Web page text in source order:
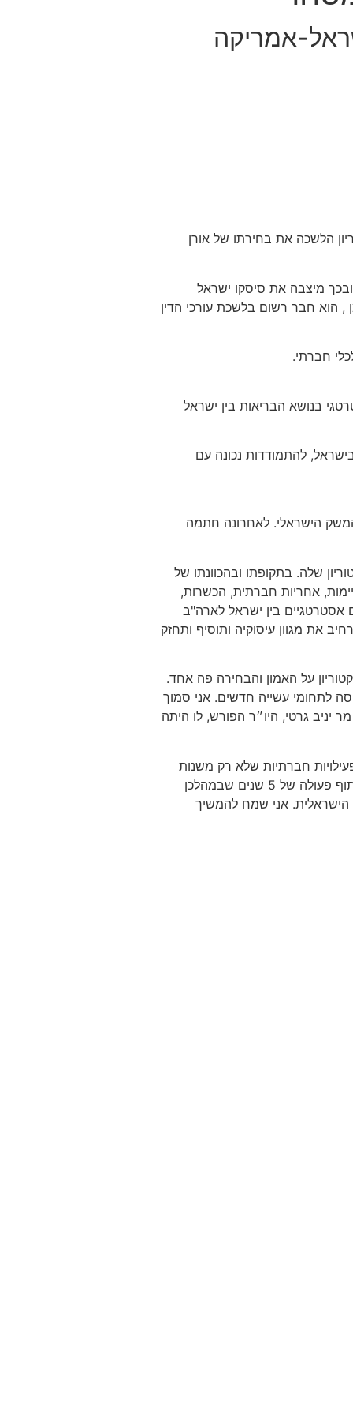
אמריקה
דירקטוריון הלשכה את בחירתו של אורן
הזנק, ובכך מיצבה את סיסקו ישראל
, הוא חבר רשום בלשכת עורכי הדין
חברתי.
בנושא הבריאות בין ישראל
להתמודדות נכונה עם
של המשק הישראלי. לאחרונה חתמה
שלה. בתקופתו ובהכוונתו של
אחריות חברתית, הכשרות,
אסטרטגיים בין ישראל לארה"ב
את מגוון עיסוקיה ותוסיף ותחזק
על האמון והבחירה פה אחד.
לתחומי עשייה חדשים. אני סמוך
יניב גרטי, היו״ר הפורש, לו היתה
חברתיות שלא רק משנות
את פניה של ישראל אלא גם מחזקות את היחסים בין ישראל וארה״ב. אני מודה לצוות הלשכה, לחברי הדירקטוריון ולחברי הלשכה על שיתוף פעולה של 5 שנים שבמהלכן
הישראלית. אני שמח להמשיך